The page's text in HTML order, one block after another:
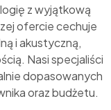
z wyjątkową
ofercie cechuje
i akustyczną,
Nasi specjaliści
dopasowanych
oraz budżetu.